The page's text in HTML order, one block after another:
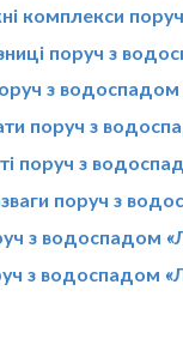
комплекси
поруч з
з водоспадом
поруч з
поруч з
поруч з
з водоспадом
з водоспадом